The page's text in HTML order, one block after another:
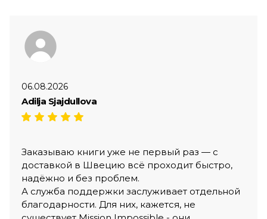
06.08.2026
Adilja Sjajdullova
Заказываю книги уже не первый раз — с
доставкой в Швецию всё проходит быстро,
надёжно и без проблем.
А служба поддержки заслуживает отдельной
благодарности. Для них, кажется, не